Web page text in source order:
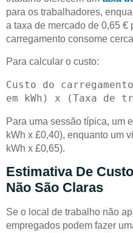
para os trabalhadores,
a taxa de mercado de 0,65 €
carregamento consome
Para calcular o custo:
Custo do
Para uma sessão típica, um
kWh x £0,40), enquanto um
kWh x £0,65).
Estimativa De
Não São Claras
Se o local de trabalho não
empregados podem fazer